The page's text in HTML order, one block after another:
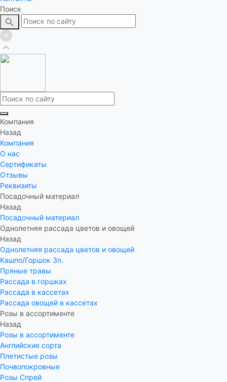
Поиск
Компания
Назад
Компания
О нас
Сертификаты
Отзывы
Реквизиты
Посадочный материал
Назад
Посадочный материал
Однолетняя рассада цветов и овощей
Назад
Однолетняя рассада цветов и овощей
Кашпо/Горшок 3п.
Пряные травы
Рассада в горшках
Рассада в кассетах
Рассада овощей в кассетах
Розы в ассортименте
Назад
Розы в ассортименте
Английские сорта
Плетистые розы
Почвопокровные
Розы Спрей